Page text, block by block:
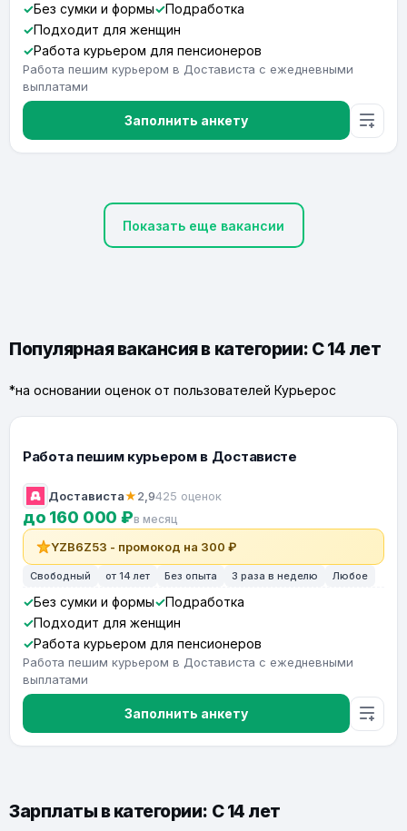
Без сумки и формы
Подработка
Подходит для женщин
Работа курьером для пенсионеров
Работа пешим курьером в Достависта с ежедневными
выплатами
Заполнить анкету
Показать еще вакансии
Популярная вакансия в категории: С 14 лет
*на основании оценок от пользователей Курьерос
Работа пешим курьером в Достависте
Достависта★2,9425 оценок
до 160 000 ₽в месяц
YZB6Z53 - промокод на 300 ₽
Свободный от 14 лет Без опыта 3 раза в неделю Любое
Без сумки и формы
Подработка
Подходит для женщин
Работа курьером для пенсионеров
Работа пешим курьером в Достависта с ежедневными
выплатами
Заполнить анкету
Зарплаты в категории: С 14 лет